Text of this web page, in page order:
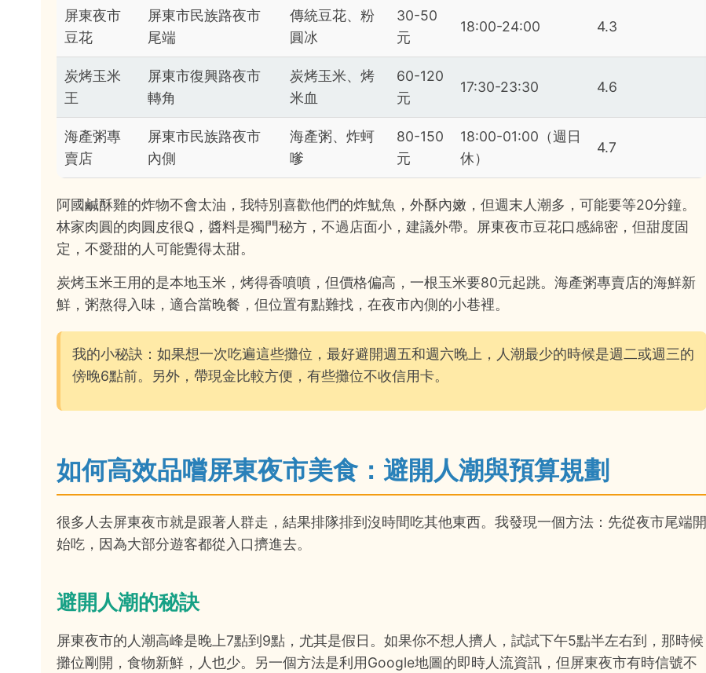
屏東夜市
豆花
屏東市民族路夜市
尾端
傳統豆花、粉
圓冰
30-50
元
18:00-24:00 4.3
炭烤玉米
王
屏東市復興路夜市
轉角
炭烤玉米、烤
米血
60-120
元
17:30-23:30 4.6
海產粥專
賣店
屏東市民族路夜市
內側
海產粥、炸蚵
嗲
80-150
元
18:00-01:00（週日
休）
4.7
阿國鹹酥雞的炸物不會太油，我特別喜歡他們的炸魷魚，外酥內嫩，但週末人潮多，可能要等20分鐘。
林家肉圓的肉圓皮很Q，醬料是獨門秘方，不過店面小，建議外帶。屏東夜市豆花口感綿密，但甜度固
定，不愛甜的人可能覺得太甜。
炭烤玉米王用的是本地玉米，烤得香噴噴，但價格偏高，一根玉米要80元起跳。海產粥專賣店的海鮮新
鮮，粥熬得入味，適合當晚餐，但位置有點難找，在夜市內側的小巷裡。
我的小秘訣：如果想一次吃遍這些攤位，最好避開週五和週六晚上，人潮最少的時候是週二或週三的
傍晚6點前。另外，帶現金比較方便，有些攤位不收信用卡。
如何高效品嚐屏東夜市美食：避開人潮與預算規劃
很多人去屏東夜市就是跟著人群走，結果排隊排到沒時間吃其他東西。我發現一個方法：先從夜市尾端開
始吃，因為大部分遊客都從入口擠進去。
避開人潮的秘訣
屏東夜市的人潮高峰是晚上7點到9點，尤其是假日。如果你不想人擠人，試試下午5點半左右到，那時候
攤位剛開，食物新鮮，人也少。另一個方法是利用Google地圖的即時人流資訊，但屏東夜市有時信號不